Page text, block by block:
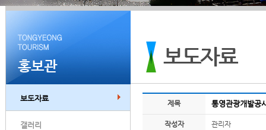
보도자료
갤러리
제목 통영관광개발공
작성자 관리자